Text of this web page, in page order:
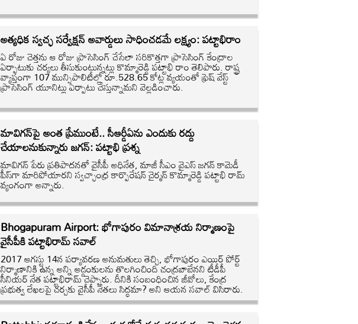
అత్యధిక స్వచ్ఛ సర్వేక్షన్ అవార్డులు సాధించడమే లక్ష్యం: పట్టాభిరాం
ఏ రోజు చెత్తను ఆ రోజు ప్రాసెసింగ్ చేసేలా సరికొత్తగా ప్రాసెసింగ్ కేంద్రాల
ఏర్పాటుకు చర్యలు తీసుకుంటున్నట్లు కొమ్మారెడ్డి పట్టాభి రాం తెలిపారు. రాష్ట్ర
వ్యాప్తంగా 107 మున్సిపాలిటీల్లో రూ.528.65 కోట్ల వ్యయంతో ఫ్రెష్ వేస్ట్
ప్రాసెసింగ్ యూనిట్లు ఏర్పాటు చేస్తున్నామని వెల్లడించారు.
మావిగన్‌పై అంత ప్రేముంటే.. సీఆర్డీఏను ఎందుకు రద్దు
చేయాలనుకున్నారు జగన్: పట్టాభి ప్రశ్న
మావిగన్ పేరు ప్రతిపాదనతో వైసీపీ అధినేత, మాజీ సీఎం వైఎస్ జగన్ కామెడీ
పీస్‌గా మారిపోయారని స్వచ్ఛాంధ్ర కార్పొరేషన్ చైర్మన్ కొమ్మారెడ్డి పట్టాభి రామ్
వ్యంగంగా అన్నారు.
Bhogapuram Airport: భోగాపురం విమానాశ్రయ నిర్మాణంపై
వైసీపీకి పట్టాభిరామ్ సవాల్
2017 ఆగస్టు 14న పర్యావరణ అనుమతులు తెచ్చి, భోగాపురం ఎయిర్ పోర్ట్
నిర్మాణానికి ఉన్న అన్ని అడ్డంకులను తొలగించింది చంద్రబాబేనని టీడీపీ
సీనియర్ నేత పట్టాభిరామ్ చెప్పారు. దీనికి సంబంధించిన జీవోలు, కేంద్ర
ప్రభుత్వ లేఖలపై చర్చకు వైసీపీ నేతలు సిద్ధమా? అని ఆయన సవాల్ విసిరారు.